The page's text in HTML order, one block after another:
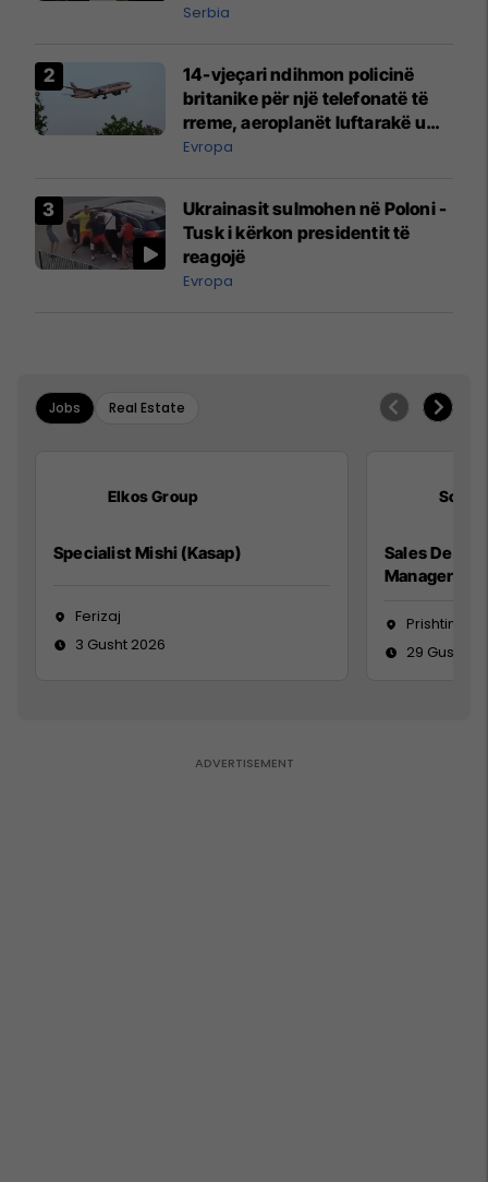
Serbia
14-vjeçari ndihmon policinë
britanike për një telefonatë të
rreme, aeroplanët luftarakë u
ngritën në ajër për të
Mançesterit
Evropa
Ukrainasit sulmohen në Poloni -
Tusk i kërkon presidentit të
reagojë
Evropa
Jobs Real Estate
Elkos Group
Specialist Mishi (Kasap)
Ferizaj
3 Gusht 2026
Sales
Manager
Prishtinë
29 Gusht